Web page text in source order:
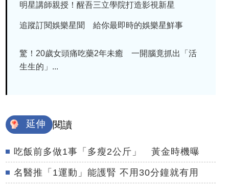
明星講師親授！醒吾三立學院打造影視新星
追蹤訂閱娛樂星聞 給你最即時的娛樂星鮮事
驚！20歲女頭痛吃藥2年未癒 一開腦竟抓出「活
生生的」...
延伸 閱讀
吃飯前多做1事「多瘦2公斤」 黃金時機曝
名醫推「1運動」能護腎 不用30分鐘就有用